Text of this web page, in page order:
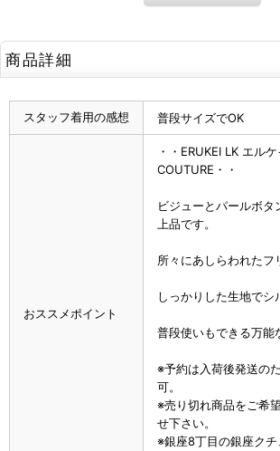
商品詳細
スタッフ着用の感想 普段サイズでOK
おススメポイント
・・ERUKEI LK エル
COUTURE・・
ビジューとパールボ
上品です。
所々にあしらわれたフ
しっかりした生地でシ
普段使いもできる万能
※予約は入荷後発送の
可。
※売り切れ商品をご希
せ下さい。
※銀座8丁目の銀座ク